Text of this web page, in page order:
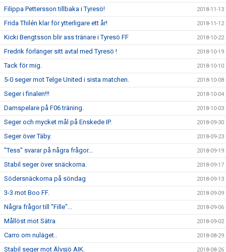
Filippa Pettersson tillbaka i Tyresö! 2018-11-13
Frida Thilén klar för ytterligare ett år! 2018-11-12
Kicki Bengtsson blir ass tränare i Tyresö FF 2018-10-22
Fredrik förlänger sitt avtal med Tyresö ! 2018-10-19
Tack för mig. 2018-10-10
5-0 seger mot Telge United i sista matchen. 2018-10-08
Seger i finalen!!! 2018-10-04
Damspelare på F06 träning. 2018-10-03
Seger och mycket mål på Enskede IP. 2018-09-30
Seger över Täby. 2018-09-23
"Tess" svarar på några frågor... 2018-09-19
Stabil seger över snäckorna. 2018-09-17
Södersnäckorna på söndag 2018-09-13
3-3 mot Boo FF. 2018-09-09
Några frågor till "Fille"... 2018-09-06
Mållöst mot Sätra 2018-09-02
Carro om nuläget.. 2018-08-29
Stabil seger mot Älvsjö AIK. 2018-08-26